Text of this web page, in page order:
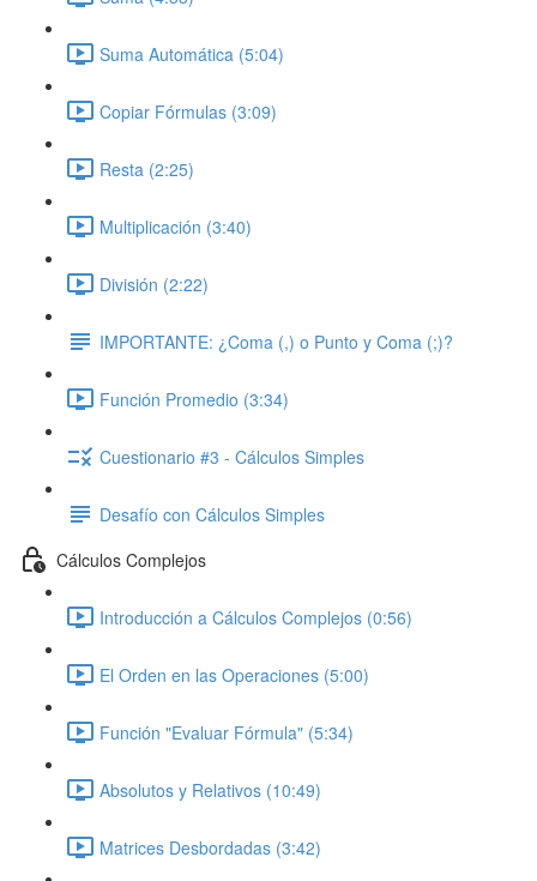
Suma Automática (5:04)
Copiar Fórmulas (3:09)
Resta (2:25)
Multiplicación (3:40)
División (2:22)
IMPORTANTE: ¿Coma (,) o Punto y Coma (;)?
Función Promedio (3:34)
Cuestionario #3 - Cálculos Simples
Desafío con Cálculos Simples
Cálculos Complejos
Introducción a Cálculos Complejos (0:56)
El Orden en las Operaciones (5:00)
Función "Evaluar Fórmula" (5:34)
Absolutos y Relativos (10:49)
Matrices Desbordadas (3:42)